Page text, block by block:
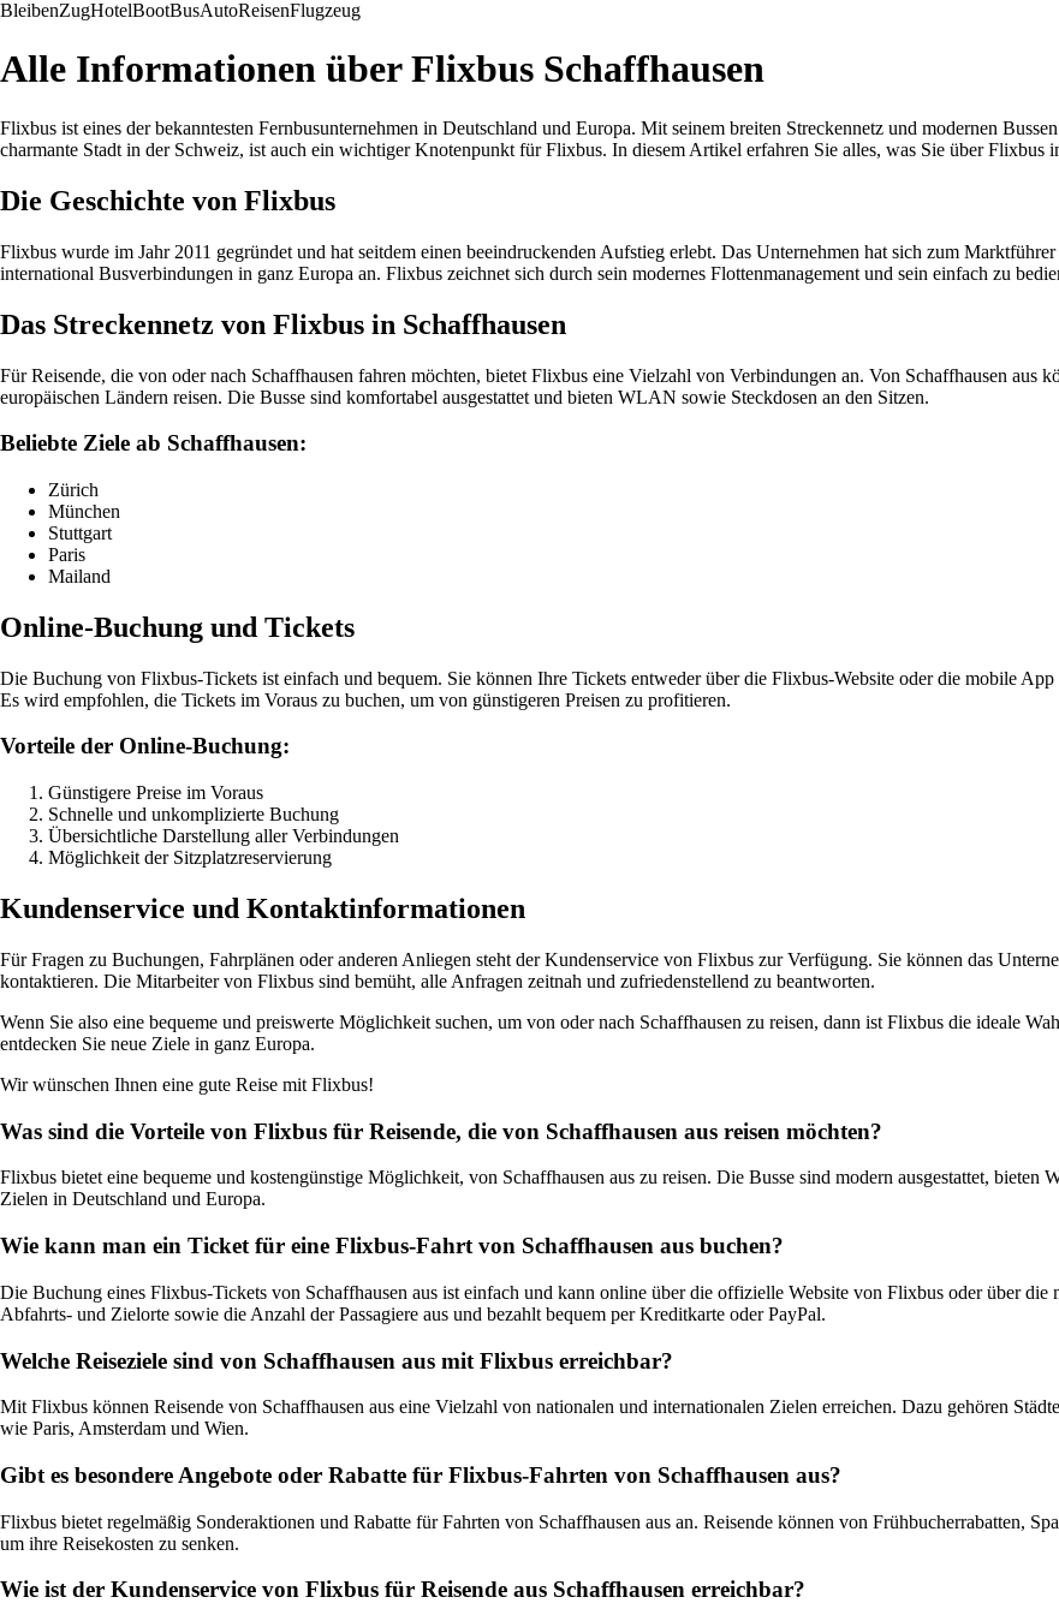
BleibenZugHotelBootBusAutoReisenFlugzeug
Alle Informationen über Flixbus Schaffhausen
Flixbus ist eines der bekanntesten Fernbusunternehmen in Deutschland und Europa. Mit seinem breiten Streckennetz und modernen
charmante Stadt in der Schweiz, ist auch ein wichtiger Knotenpunkt für Flixbus. In diesem Artikel erfahren Sie alles, was Sie über Flixbus
Die Geschichte von Flixbus
Flixbus wurde im Jahr 2011 gegründet und hat seitdem einen beeindruckenden Aufstieg erlebt. Das Unternehmen hat sich zum
international Busverbindungen in ganz Europa an. Flixbus zeichnet sich durch sein modernes Flottenmanagement und sein einfach zu
Das Streckennetz von Flixbus in Schaffhausen
Für Reisende, die von oder nach Schaffhausen fahren möchten, bietet Flixbus eine Vielzahl von Verbindungen an. Von Schaffhausen aus
europäischen Ländern reisen. Die Busse sind komfortabel ausgestattet und bieten WLAN sowie Steckdosen an den Sitzen.
Beliebte Ziele ab Schaffhausen:
Zürich
München
Stuttgart
Paris
Mailand
Online-Buchung und Tickets
Die Buchung von Flixbus-Tickets ist einfach und bequem. Sie können Ihre Tickets entweder über die Flixbus-Website oder die mobile
Es wird empfohlen, die Tickets im Voraus zu buchen, um von günstigeren Preisen zu profitieren.
Vorteile der Online-Buchung:
Günstigere Preise im Voraus
Schnelle und unkomplizierte Buchung
Übersichtliche Darstellung aller Verbindungen
Möglichkeit der Sitzplatzreservierung
Kundenservice und Kontaktinformationen
Für Fragen zu Buchungen, Fahrplänen oder anderen Anliegen steht der Kundenservice von Flixbus zur Verfügung. Sie können das
kontaktieren. Die Mitarbeiter von Flixbus sind bemüht, alle Anfragen zeitnah und zufriedenstellend zu beantworten.
Wenn Sie also eine bequeme und preiswerte Möglichkeit suchen, um von oder nach Schaffhausen zu reisen, dann ist Flixbus die ideale
entdecken Sie neue Ziele in ganz Europa.
Wir wünschen Ihnen eine gute Reise mit Flixbus!
Was sind die Vorteile von Flixbus für Reisende, die von Schaffhausen aus reisen möchten?
Flixbus bietet eine bequeme und kostengünstige Möglichkeit, von Schaffhausen aus zu reisen. Die Busse sind modern ausgestattet,
Zielen in Deutschland und Europa.
Wie kann man ein Ticket für eine Flixbus-Fahrt von Schaffhausen aus buchen?
Die Buchung eines Flixbus-Tickets von Schaffhausen aus ist einfach und kann online über die offizielle Website von Flixbus oder über
Abfahrts- und Zielorte sowie die Anzahl der Passagiere aus und bezahlt bequem per Kreditkarte oder PayPal.
Welche Reiseziele sind von Schaffhausen aus mit Flixbus erreichbar?
Mit Flixbus können Reisende von Schaffhausen aus eine Vielzahl von nationalen und internationalen Zielen erreichen. Dazu gehören
wie Paris, Amsterdam und Wien.
Gibt es besondere Angebote oder Rabatte für Flixbus-Fahrten von Schaffhausen aus?
Flixbus bietet regelmäßig Sonderaktionen und Rabatte für Fahrten von Schaffhausen aus an. Reisende können von Frühbucherrabatten,
um ihre Reisekosten zu senken.
Wie ist der Kundenservice von Flixbus für Reisende aus Schaffhausen erreichbar?